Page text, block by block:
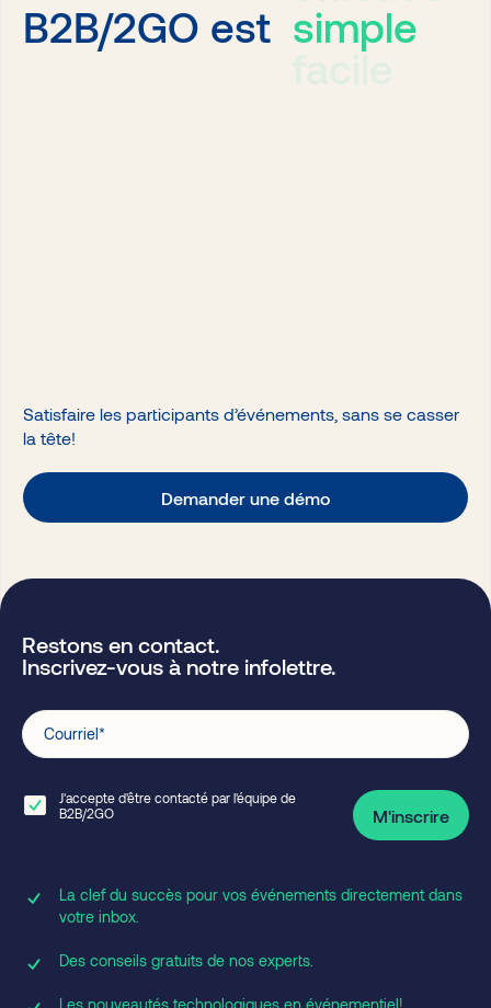
B2B/2GO est simple
facile
Satisfaire les participants d’événements, sans se casser
la tête!
Demander une démo
Restons en contact.
Inscrivez-vous à notre infolettre.
Courriel*
J'accepte d'être contacté par l'équipe de
B2B/2GO
M'inscrire
La clef du succès pour vos événements directement dans
votre inbox.
Des conseils gratuits de nos experts.